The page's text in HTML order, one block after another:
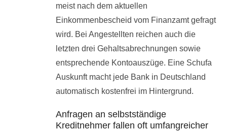
meist nach dem aktuellen
Einkommenbescheid vom Finanzamt gefragt
wird. Bei Angestellten reichen auch die
letzten drei Gehaltsabrechnungen sowie
entsprechende Kontoauszüge. Eine Schufa
Auskunft macht jede Bank in Deutschland
automatisch kostenfrei im Hintergrund.
Anfragen an selbstständige
Kreditnehmer fallen oft umfangreicher